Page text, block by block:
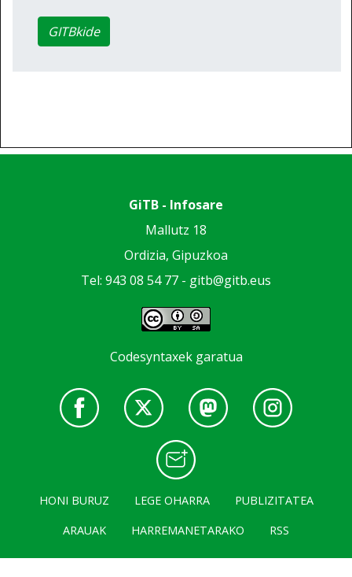
GITBkide
GiTB - Infosare
Mallutz 18
Ordizia, Gipuzkoa
Tel: 943 08 54 77 - gitb@gitb.eus
Codesyntaxek garatua
HONI BURUZ LEGE OHARRA
PUBLIZITATEA
ARAUAK
HARREMANETARAKO RSS